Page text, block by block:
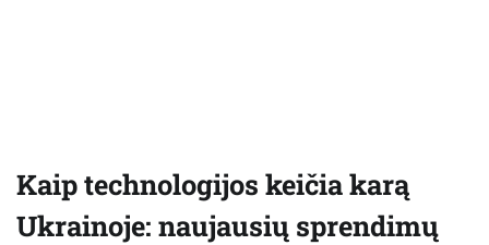
Kaip technologijos keičia karą
Ukrainoje: naujausių sprendimų